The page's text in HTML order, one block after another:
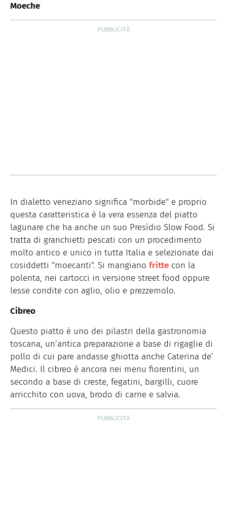
Moeche
In dialetto veneziano significa "morbide" e proprio
questa caratteristica è la vera essenza del piatto
lagunare che ha anche un suo Presìdio Slow Food. Si
tratta di granchietti pescati con un procedimento
molto antico e unico in tutta Italia e selezionate dai
cosiddetti "moecanti". Si mangiano fritte con la
polenta, nei cartocci in versione street food oppure
lesse condite con aglio, olio e prezzemolo.
Cibreo
Questo piatto è uno dei pilastri della gastronomia
toscana, un’antica preparazione a base di rigaglie di
pollo di cui pare andasse ghiotta anche Caterina de’
Medici. Il cibreo è ancora nei menu fiorentini, un
secondo a base di creste, fegatini, bargilli, cuore
arricchito con uova, brodo di carne e salvia.